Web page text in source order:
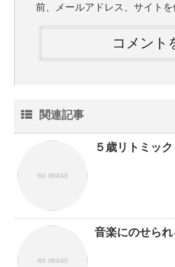
前、メールアドレス、サイトを
関連記事
５歳リトミッ
音楽にのせら